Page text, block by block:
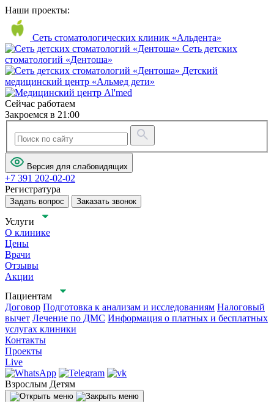
Наши проекты:
Сеть стоматологических клиник «Альдента»
Сеть детских
стоматологий «Дентоша»
Детский
медицинский центр «Альмед дети»
Сейчас работаем
Закроемся в 21:00
Версия для слабовидящих
+7 391 202-02-02
Регистратура
Задать вопрос Заказать звонок
Услуги
О клинике
Цены
Врачи
Отзывы
Акции
Пациентам
Договор Подготовка к анализам и исследованиям Налоговый
вычет Лечение по ДМС Информация о платных и бесплатных
услугах клиники
Контакты
Проекты
Live
Взрослым Детям